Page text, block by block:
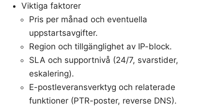
Viktiga faktorer
Pris per månad och eventuella
uppstartsavgifter.
Region och tillgänglighet av IP-block.
SLA och supportnivå (24/7, svarstider,
eskalering).
E-postleveransverktyg och relaterade
funktioner (PTR-poster, reverse DNS).